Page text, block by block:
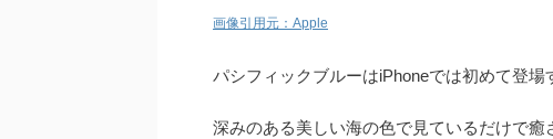
画像引用元：Apple
パシフィックブルーはiPhoneでは初めて登場
深みのある美しい海の色で見ているだけで癒